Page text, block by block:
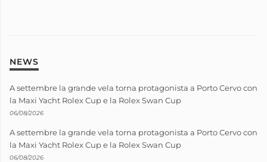
NEWS
A settembre la grande vela torna protagonista a Porto Cervo con
la Maxi Yacht Rolex Cup e la Rolex Swan Cup
06/08/2026
A settembre la grande vela torna protagonista a Porto Cervo con
la Maxi Yacht Rolex Cup e la Rolex Swan Cup
06/08/2026